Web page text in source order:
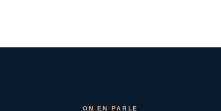
ON EN PARLE